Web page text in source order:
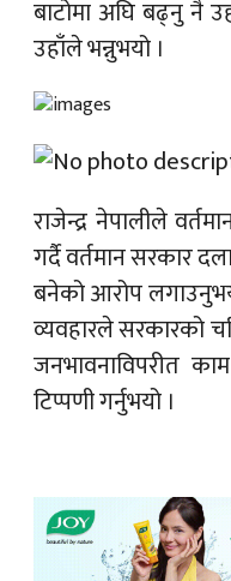
बाटोमा अघि बढ्नु नै
उहाँले भन्नुभयो ।
राजेन्द्र नेपालीले
गर्दै वर्तमान सरकार
बनेको आरोप
व्यवहारले सरकारको
जनभावनाविपरीत
टिप्पणी गर्नुभयो ।